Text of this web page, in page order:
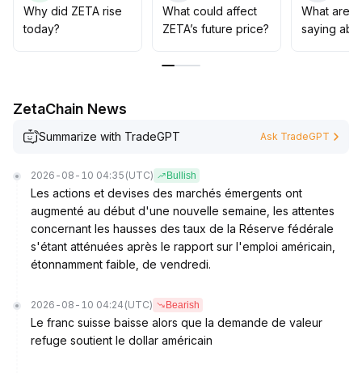
de réduire l'exposition lors des hausses, et de
n'envisager un renforcement qu'après un
Why did ZETA rise
today?
What could affect
ZETA’s future price?
What are
saying
ZetaChain News
Summarize with TradeGPT Ask TradeGPT
2026-08-10 04:35 (UTC) Bullish
Les actions et devises des marchés émergents ont
augmenté au début d'une nouvelle semaine, les attentes
concernant les hausses des taux de la Réserve fédérale
s'étant atténuées après le rapport sur l'emploi américain,
étonnamment faible, de vendredi.
2026-08-10 04:24 (UTC) Bearish
Le franc suisse baisse alors que la demande de valeur
refuge soutient le dollar américain